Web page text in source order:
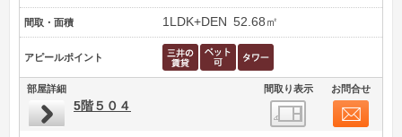
間取・面積 1LDK+DEN 52.68㎡
アピールポイント
部屋詳細 間取り表示 お問合せ
5階５０４